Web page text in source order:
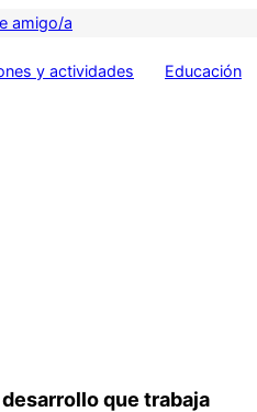
amigo/a
y actividades Educación
que trabaja